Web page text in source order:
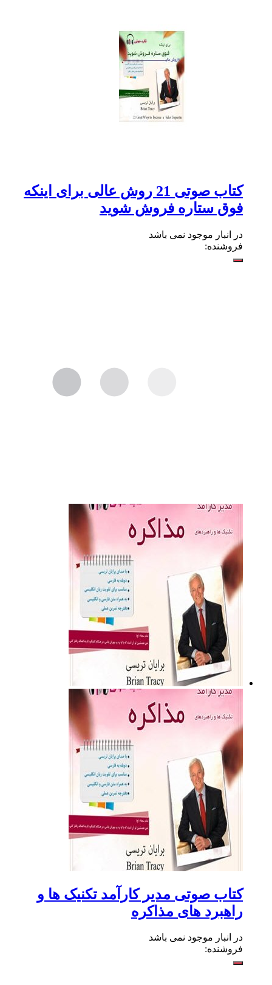
کتاب صوتی 21 روش عالی برای اینکه
فوق ستاره فروش شوید
در انبار موجود نمی باشد
فروشنده:
کتاب صوتی مدیر کارآمد تکنیک ها و
راهبرد های مذاکره
در انبار موجود نمی باشد
فروشنده: